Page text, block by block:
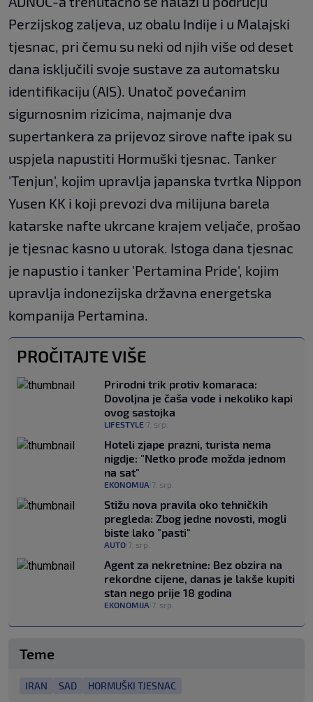
Perzijskog zaljeva, uz obalu Indije i u Malajski
tjesnac, pri čemu su neki od njih više od deset
dana isključili svoje sustave za automatsku
identifikaciju (AIS). Unatoč povećanim
sigurnosnim rizicima, najmanje dva
supertankera za prijevoz sirove nafte ipak su
uspjela napustiti Hormuški tjesnac. Tanker
'Tenjun', kojim upravlja japanska tvrtka Nippon
Yusen KK i koji prevozi dva milijuna barela
katarske nafte ukrcane krajem veljače, prošao
je tjesnac kasno u utorak. Istoga dana tjesnac
je napustio i tanker 'Pertamina Pride', kojim
upravlja indonezijska državna energetska
kompanija Pertamina.
PROČITAJTE VIŠE
Prirodni trik protiv komaraca:
Dovoljna je čaša vode i nekoliko kapi
ovog sastojka
LIFESTYLE 7. srp.
Hoteli zjape prazni, turista nema
nigdje: "Netko prođe možda jednom
na sat"
EKONOMIJA 7. srp.
Stižu nova pravila oko tehničkih
pregleda: Zbog jedne novosti, mogli
biste lako "pasti"
AUTO 7. srp.
Agent za nekretnine: Bez obzira na
rekordne cijene, danas je lakše kupiti
stan nego prije 18 godina
EKONOMIJA 7. srp.
Teme
IRAN SAD HORMUŠKI TJESNAC